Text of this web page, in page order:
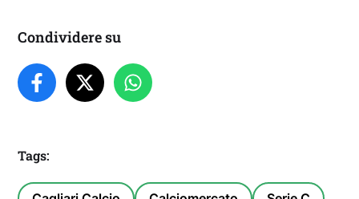
Condividere su
Tags: